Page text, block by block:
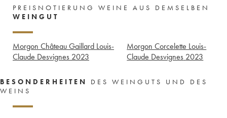
PREISNOTIERUNG WEINE AUS DEMSELBEN
WEINGUT
Morgon Château Gaillard Louis-
Claude Desvignes 2023
Morgon Corcelette Louis-
Claude Desvignes 2023
BESONDERHEITEN
DES WEINGUTS UND DES
WEINS